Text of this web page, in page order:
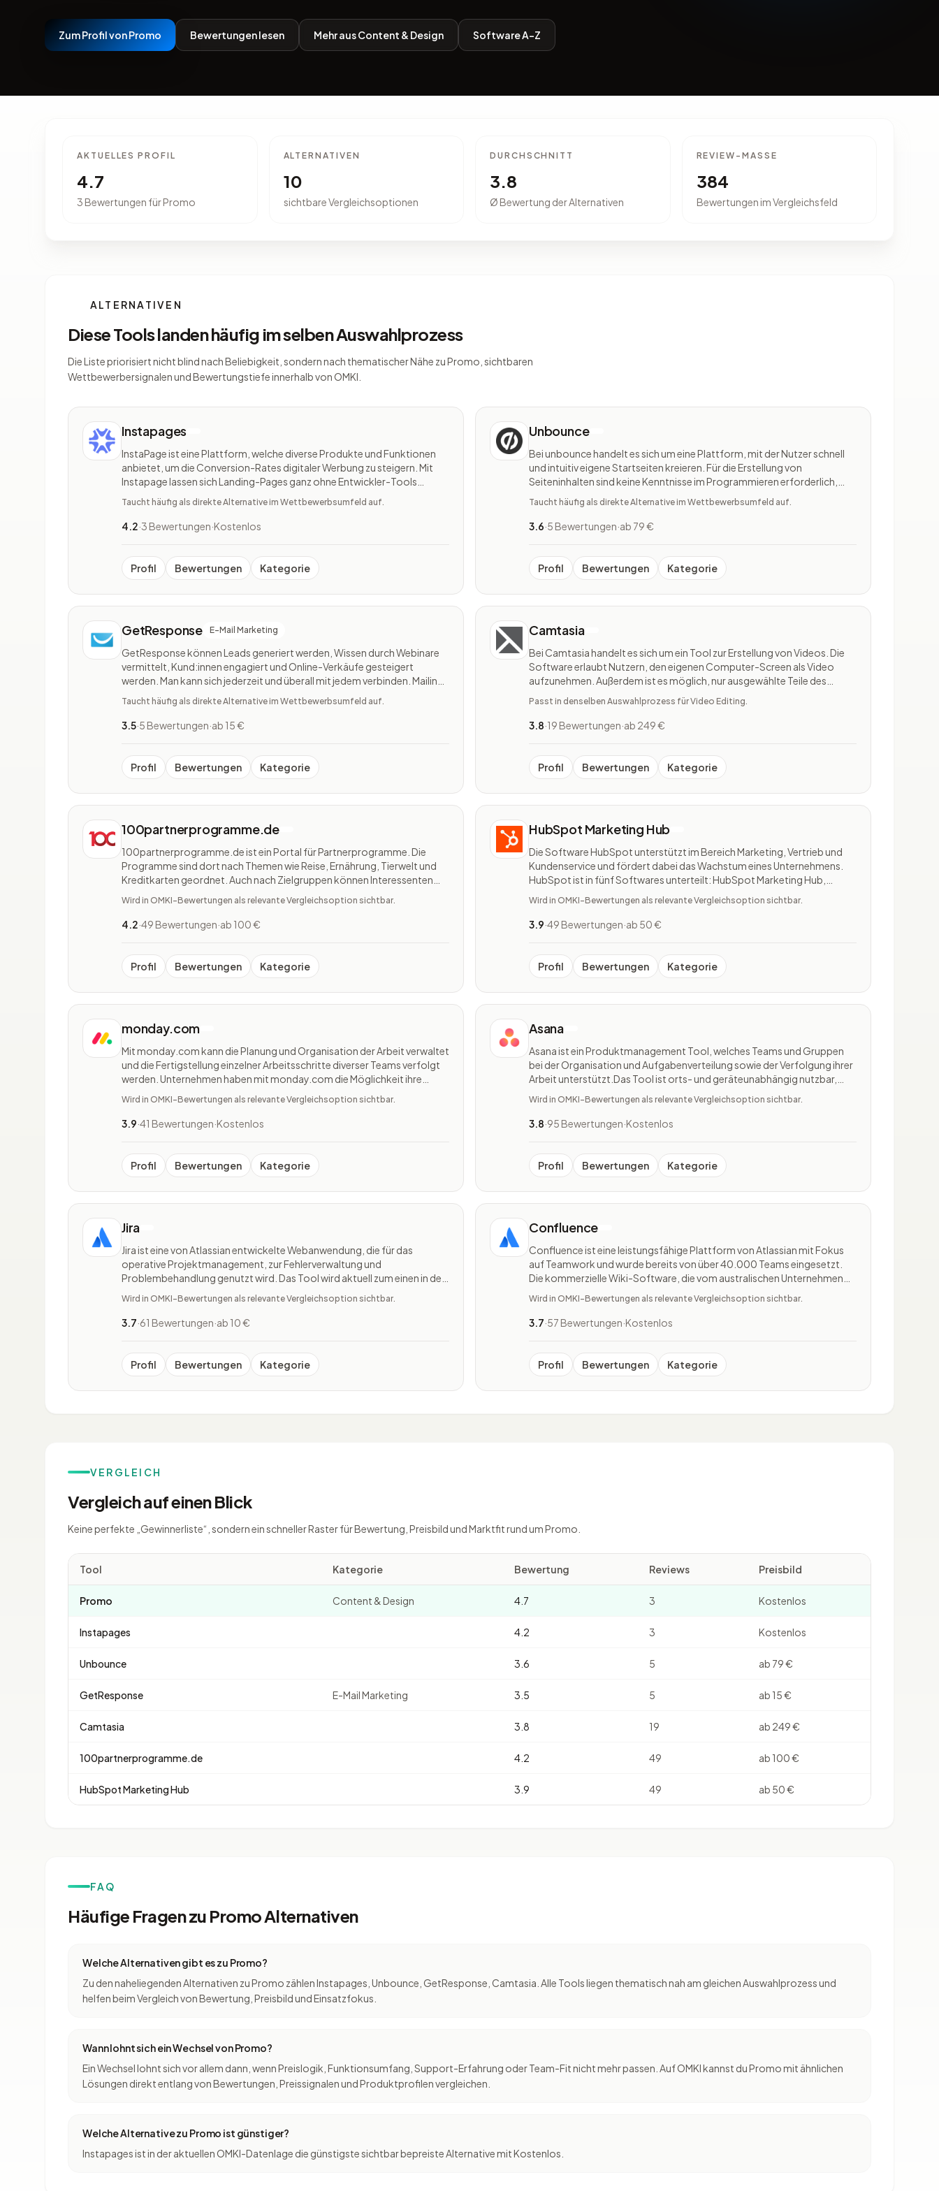
Zum Profil von Promo Bewertungen lesen Mehr aus Content & Design Software A-Z
AKTUELLES PROFIL
4.7
3 Bewertungen für Promo
ALTERNATIVEN
10
sichtbare Vergleichsoptionen
DURCHSCHNITT
3.8
Ø Bewertung der Alternativen
REVIEW-MASSE
384
Bewertungen im Vergleichsfeld
ALTERNATIVEN
Diese Tools landen häufig im selben Auswahlprozess
Die Liste priorisiert nicht blind nach Beliebigkeit, sondern nach thematischer Nähe zu Promo, sichtbaren
Wettbewerbersignalen und Bewertungstiefe innerhalb von OMKI.
Instapages
InstaPage ist eine Plattform, welche diverse Produkte und Funktionen
anbietet, um die Conversion-Rates digitaler Werbung zu steigern. Mit
Instapage lassen sich Landing-Pages ganz ohne Entwickler-Tools
erstellen. Man kann diese auch personalisieren und mithilfe einer A/B-
Test-Funktion perfektionieren
Taucht häufig als direkte Alternative im Wettbewerbsumfeld auf.
4.2·3 Bewertungen·Kostenlos
Profil Bewertungen Kategorie
Unbounce
Bei unbounce handelt es sich um eine Plattform, mit der Nutzer schnell
und intuitiv eigene Startseiten kreieren. Für die Erstellung von
Seiteninhalten sind keine Kenntnisse im Programmieren erforderlich,
sodass sich das Tool auch für Laien eignet. Nach der Kreation der
Startseiten mittels unbounce s
Taucht häufig als direkte Alternative im Wettbewerbsumfeld auf.
3.6·5 Bewertungen·ab 79 €
Profil Bewertungen Kategorie
GetResponse E-Mail Marketing
GetResponse können Leads generiert werden, Wissen durch Webinare
vermittelt, Kund:innen engagiert und Online-Verkäufe gesteigert
werden. Man kann sich jederzeit und überall mit jedem verbinden. Mailings
werden zum perfekten Zeitpunkt an die richtige Zielgruppe gesendet. E-
Mails können einfach per Dr
Taucht häufig als direkte Alternative im Wettbewerbsumfeld auf.
3.5·5 Bewertungen·ab 15 €
Profil Bewertungen Kategorie
Camtasia
Bei Camtasia handelt es sich um ein Tool zur Erstellung von Videos. Die
Software erlaubt Nutzern, den eigenen Computer-Screen als Video
aufzunehmen. Außerdem ist es möglich, nur ausgewählte Teile des
Bildschirms als Video festzuhalten. Das Tool eignet sich zudem für die
Aufzeichnung von Audio-Inhalt
Passt in denselben Auswahlprozess für Video Editing.
3.8·19 Bewertungen·ab 249 €
Profil Bewertungen Kategorie
100partnerprogramme.de
100partnerprogramme.de ist ein Portal für Partnerprogramme. Die
Programme sind dort nach Themen wie Reise, Ernährung, Tierwelt und
Kreditkarten geordnet. Auch nach Zielgruppen können Interessenten
auswählen. Das Portal stellt prominent die Provision pro Lead oder pro
Sale heraus. Zu den einzelnen Pr
Wird in OMKI-Bewertungen als relevante Vergleichsoption sichtbar.
4.2·49 Bewertungen·ab 100 €
Profil Bewertungen Kategorie
HubSpot Marketing Hub
Die Software HubSpot unterstützt im Bereich Marketing, Vertrieb und
Kundenservice und fördert dabei das Wachstum eines Unternehmens.
HubSpot ist in fünf Softwares unterteilt: HubSpot Marketing Hub,
HubSpot Sales Hub, HubSpot Service Hub, HubSpot CMS Hub und
HubSpot Operations Hub. Bei der Marketing
Wird in OMKI-Bewertungen als relevante Vergleichsoption sichtbar.
3.9·49 Bewertungen·ab 50 €
Profil Bewertungen Kategorie
monday.com
Mit monday.com kann die Planung und Organisation der Arbeit verwaltet
und die Fertigstellung einzelner Arbeitsschritte diverser Teams verfolgt
werden. Unternehmen haben mit monday.com die Möglichkeit ihre
eigenen Anwendungen und Arbeitsmanagement-Software aufzustellen.
Monday.com ist eine Cloud-basi
Wird in OMKI-Bewertungen als relevante Vergleichsoption sichtbar.
3.9·41 Bewertungen·Kostenlos
Profil Bewertungen Kategorie
Asana
Asana ist ein Produktmanagement Tool, welches Teams und Gruppen
bei der Organisation und Aufgabenverteilung sowie der Verfolgung ihrer
Arbeit unterstützt.Das Tool ist orts- und geräteunabhängig nutzbar,
wodurch alle Projektmanagement-Abläufe jederzeit abrufbar sind.
Asana ist vielfältig einsetzbar,
Wird in OMKI-Bewertungen als relevante Vergleichsoption sichtbar.
3.8·95 Bewertungen·Kostenlos
Profil Bewertungen Kategorie
Jira
Jira ist eine von Atlassian entwickelte Webanwendung, die für das
operative Projektmanagement, zur Fehlerverwaltung und
Problembehandlung genutzt wird. Das Tool wird aktuell zum einen in der
Softwareentwicklung und zum anderen auch in nichttechnischen
Bereichen angewendet. Jira ist durch die Vielzah
Wird in OMKI-Bewertungen als relevante Vergleichsoption sichtbar.
3.7·61 Bewertungen·ab 10 €
Profil Bewertungen Kategorie
Confluence
Confluence ist eine leistungsfähige Plattform von Atlassian mit Fokus
auf Teamwork und wurde bereits von über 40.000 Teams eingesetzt.
Die kommerzielle Wiki-Software, die vom australischen Unternehmen
Atlassian entwickelt und als Enterprise Wiki hauptsächlich für die
Dokumentation und Kommunikation
Wird in OMKI-Bewertungen als relevante Vergleichsoption sichtbar.
3.7·57 Bewertungen·Kostenlos
Profil Bewertungen Kategorie
VERGLEICH
Vergleich auf einen Blick
Keine perfekte „Gewinnerliste“, sondern ein schneller Raster für Bewertung, Preisbild und Marktfit rund um Promo.
Tool Kategorie Bewertung Reviews Preisbild
Promo Content & Design 4.7 3 Kostenlos
Instapages 4.2 3 Kostenlos
Unbounce 3.6 5 ab 79 €
GetResponse E-Mail Marketing 3.5 5 ab 15 €
Camtasia 3.8 19 ab 249 €
100partnerprogramme.de 4.2 49 ab 100 €
HubSpot Marketing Hub 3.9 49 ab 50 €
FAQ
Häufige Fragen zu Promo Alternativen
Welche Alternativen gibt es zu Promo?
Zu den naheliegenden Alternativen zu Promo zählen Instapages, Unbounce, GetResponse, Camtasia. Alle Tools liegen thematisch nah am gleichen Auswahlprozess und
helfen beim Vergleich von Bewertung, Preisbild und Einsatzfokus.
Wann lohnt sich ein Wechsel von Promo?
Ein Wechsel lohnt sich vor allem dann, wenn Preislogik, Funktionsumfang, Support-Erfahrung oder Team-Fit nicht mehr passen. Auf OMKI kannst du Promo mit ähnlichen
Lösungen direkt entlang von Bewertungen, Preissignalen und Produktprofilen vergleichen.
Welche Alternative zu Promo ist günstiger?
Instapages ist in der aktuellen OMKI-Datenlage die günstigste sichtbar bepreiste Alternative mit Kostenlos.